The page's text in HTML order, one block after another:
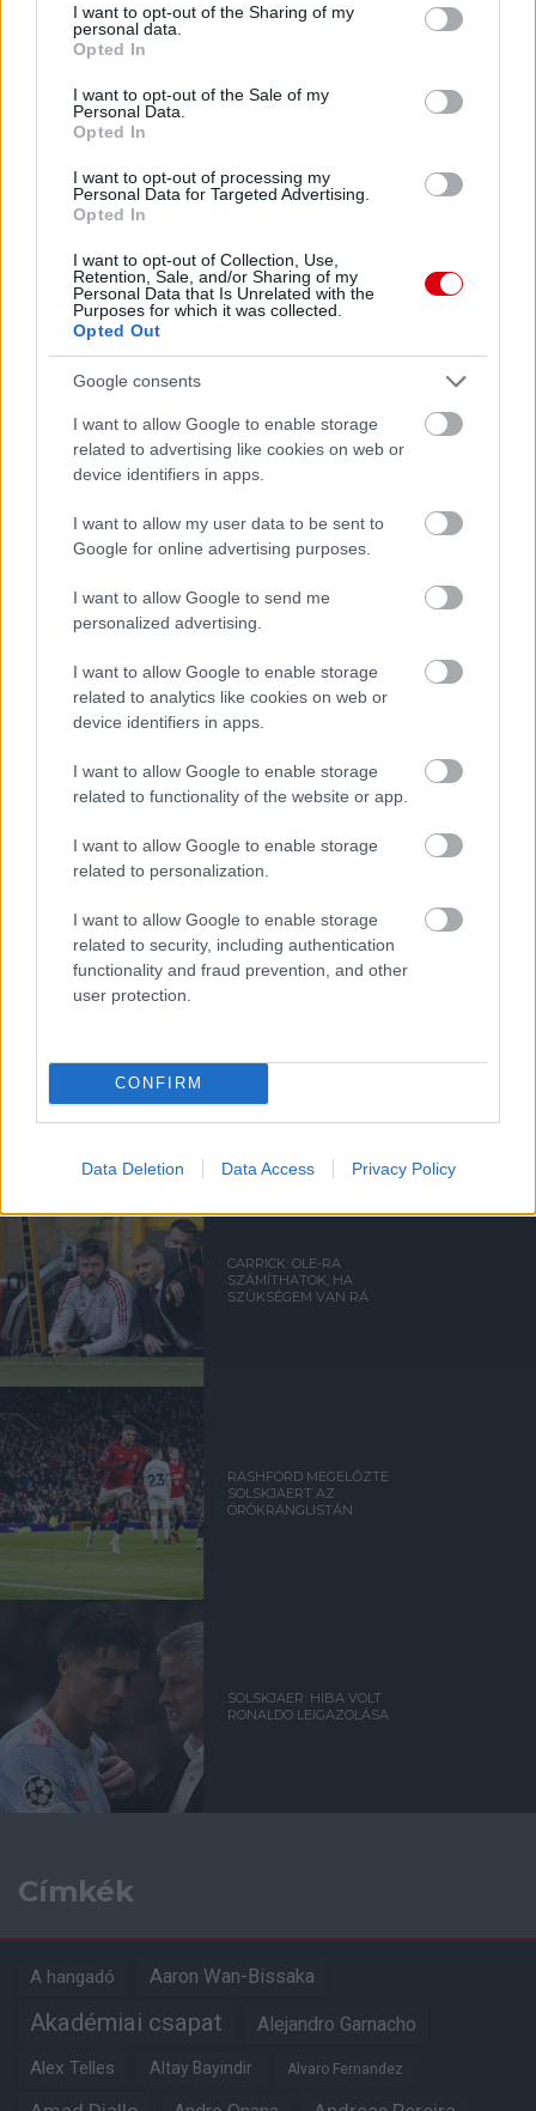
not limited to your visit or usage behaviour. You may click to
grant or deny consent to Google and its third-party tags to
use your data for below specified purposes in below Google
consent section.
I want to opt-out of the Sharing of my
personal data.
Opted In
I want to opt-out of the Sale of my
Personal Data.
Opted In
I want to opt-out of processing my
Personal Data for Targeted Advertising.
Opted In
I want to opt-out of Collection, Use,
Retention, Sale, and/or Sharing of my
Personal Data that Is Unrelated with the
Purposes for which it was collected.
Opted Out
Google consents
I want to allow Google to enable storage
related to advertising like cookies on web or
device identifiers in apps.
I want to allow my user data to be sent to
Google for online advertising purposes.
I want to allow Google to send me
personalized advertising.
I want to allow Google to enable storage
related to analytics like cookies on web or
device identifiers in apps.
I want to allow Google to enable storage
related to functionality of the website or app.
I want to allow Google to enable storage
related to personalization.
I want to allow Google to enable storage
related to security, including authentication
functionality and fraud prevention, and other
user protection.
CONFIRM
Data Deletion Data Access Privacy Policy
Meccs Center
Paris Saint-Germain
Manchester United
Nya Ullevi, Göteborg
2026-08-08 17:00
Leeds UnitedvsManchester United
AC MilanvsManchester United2026-08-15 18:00
ELŐZŐ MÉRKŐZÉSEK
a ManUtdFanatics.hu működését!
Kapcsolódó hírek
OLE GUNNAR SOLSKJAER
SOLSKJAER VOLT AZ EGYIK
CARRICK: OLE-RA
SZÁMÍTHATOK, HA
SZÜKSÉGEM VAN RÁ
RASHFORD MEGELŐZTE
SOLSKJAERT AZ
ÖRÖKRANGLISTÁN
SOLSKJAER: HIBA VOLT
RONALDO LEIGAZOLÁSA
Címkék
A hangadó Aaron Wan-Bissaka
Akadémiai csapat Alejandro Garnacho
Alex Telles Altay Bayindir Alvaro Fernandez